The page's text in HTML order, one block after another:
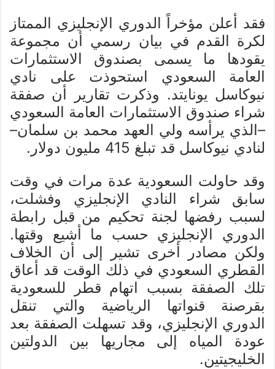
فقد أعلن مؤخراً الدوري الإنجليزي الممتاز
لكرة القدم في بيان رسمي أن مجموعة
يقودها ما يسمى بصندوق الاستثمارات
العامة السعودي استحوذت على نادي
نيوكاسل يونايتد. وذكرت تقارير أن صفقة
شراء صندوق الاستثمارات العامة السعودي
–الذي يرأسه ولي العهد محمد بن سلمان–
لنادي نيوكاسل قد تبلغ 415 مليون دولار.
وقد حاولت السعودية عدة مرات في وقت
سابق شراء النادي الإنجليزي وفشلت،
لسبب رفضها لجنة تحكيم من قبل رابطة
الدوري الإنجليزي حسب ما أشيع وقتها.
ولكن مصادر أخرى تشير إلى أن الخلاف
القطري السعودي في ذلك الوقت قد أعاق
تلك الصفقة بسبب اتهام قطر للسعودية
بقرصنة قنواتها الرياضية والتي تنقل
الدوري الإنجليزي، وقد تسهلت الصفقة بعد
عودة المياه إلى مجاريها بين الدولتين
الخليجيتين.